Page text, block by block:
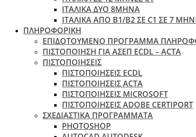
ΙΤΑΛΙΚΑ ΔΥΟ 8ΜΗΝΑ
ΙΤΑΛΙΚΑ ΑΠΌ B1/B2 ΣΕ C1 ΣΕ 7
ΠΛΗΡΟΦΟΡΙΚΗ
ΕΠΙΔΟΤΟΥΜΕΝΟ ΠΡΟΓΡΑΜΜΑ
ΠIΣΤΟΠΟΙΗΣΗ ΓΙΑ ΑΣΕΠ ECDL – ACTA
ΠΙΣΤΟΠΟΙΗΣΕΙΣ
ΠΙΣΤΟΠΟΙΗΣΕΙΣ ECDL
ΠΙΣΤΟΠΟΙΗΣΕΙΣ ACTA
ΠΙΣΤΟΠΟΙΗΣΕΙΣ MICROSOFT
ΠΙΣΤΟΠΟΙΗΣΕΙΣ ADOBE CERTIPORT
ΣΧΕΔΙΑΣΤΙΚΑ ΠΡΟΓΡΑΜΜΑΤΑ
PHOTOSHOP